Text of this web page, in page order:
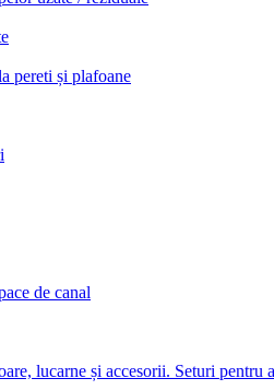
pereti și plafoane
de canal
lucarne și accesorii. Seturi pentru